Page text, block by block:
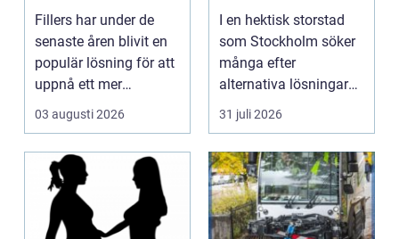
behandlingar
Fillers har under de
senaste åren blivit en
populär lösning för att
uppnå ett mer
ungdomligt och frä...
03 augusti 2026
perfekt glans
I en hektisk storstad
som Stockholm söker
många efter
alternativa lösningar
för...
31 juli 2026